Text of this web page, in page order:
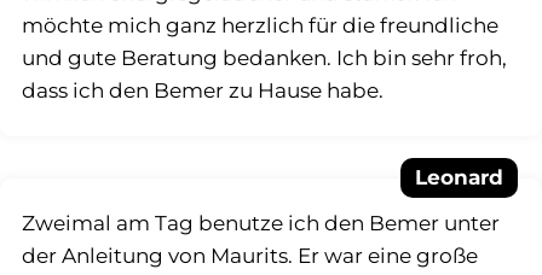
möchte mich ganz herzlich für die freundliche
und gute Beratung bedanken. Ich bin sehr froh,
dass ich den Bemer zu Hause habe.
Leonard
Zweimal am Tag benutze ich den Bemer unter
der Anleitung von Maurits. Er war eine große